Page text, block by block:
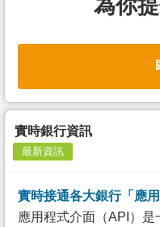
為你
實時銀行資訊
最新資訊
實時接通各大銀行「應
應用程式介面（API）